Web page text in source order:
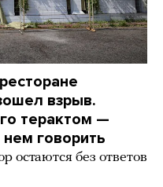
взрыв.
терактом —
говорить
остаются без ответов